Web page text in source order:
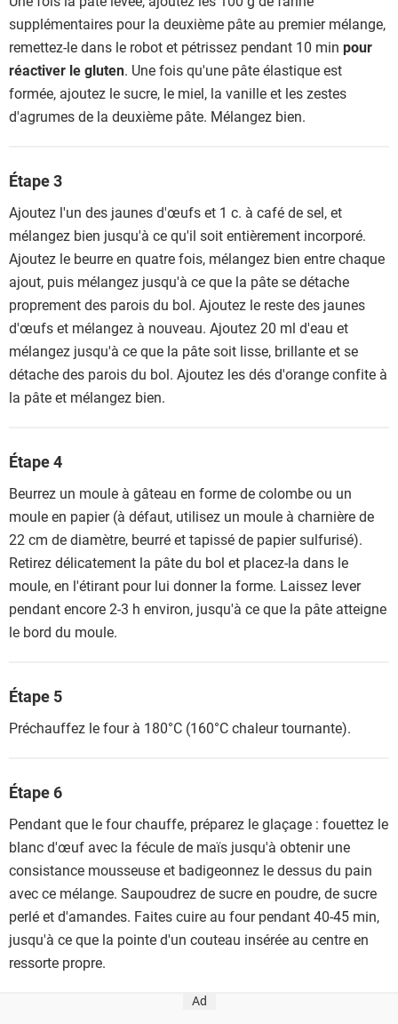
supplémentaires pour la deuxième pâte au premier mélange,
remettez-le dans le robot et pétrissez pendant 10 min pour
réactiver le gluten. Une fois qu'une pâte élastique est
formée, ajoutez le sucre, le miel, la vanille et les zestes
d'agrumes de la deuxième pâte. Mélangez bien.
Étape 3
Ajoutez l'un des jaunes d'œufs et 1 c. à café de sel, et
mélangez bien jusqu'à ce qu'il soit entièrement incorporé.
Ajoutez le beurre en quatre fois, mélangez bien entre chaque
ajout, puis mélangez jusqu'à ce que la pâte se détache
proprement des parois du bol. Ajoutez le reste des jaunes
d'œufs et mélangez à nouveau. Ajoutez 20 ml d'eau et
mélangez jusqu'à ce que la pâte soit lisse, brillante et se
détache des parois du bol. Ajoutez les dés d'orange confite à
la pâte et mélangez bien.
Étape 4
Beurrez un moule à gâteau en forme de colombe ou un
moule en papier (à défaut, utilisez un moule à charnière de
22 cm de diamètre, beurré et tapissé de papier sulfurisé).
Retirez délicatement la pâte du bol et placez-la dans le
moule, en l'étirant pour lui donner la forme. Laissez lever
pendant encore 2-3 h environ, jusqu'à ce que la pâte atteigne
le bord du moule.
Étape 5
Préchauffez le four à 180°C (160°C chaleur tournante).
Étape 6
Pendant que le four chauffe, préparez le glaçage : fouettez le
blanc d'œuf avec la fécule de maïs jusqu'à obtenir une
consistance mousseuse et badigeonnez le dessus du pain
avec ce mélange. Saupoudrez de sucre en poudre, de sucre
perlé et d'amandes. Faites cuire au four pendant 40-45 min,
jusqu'à ce que la pointe d'un couteau insérée au centre en
ressorte propre.
Ad